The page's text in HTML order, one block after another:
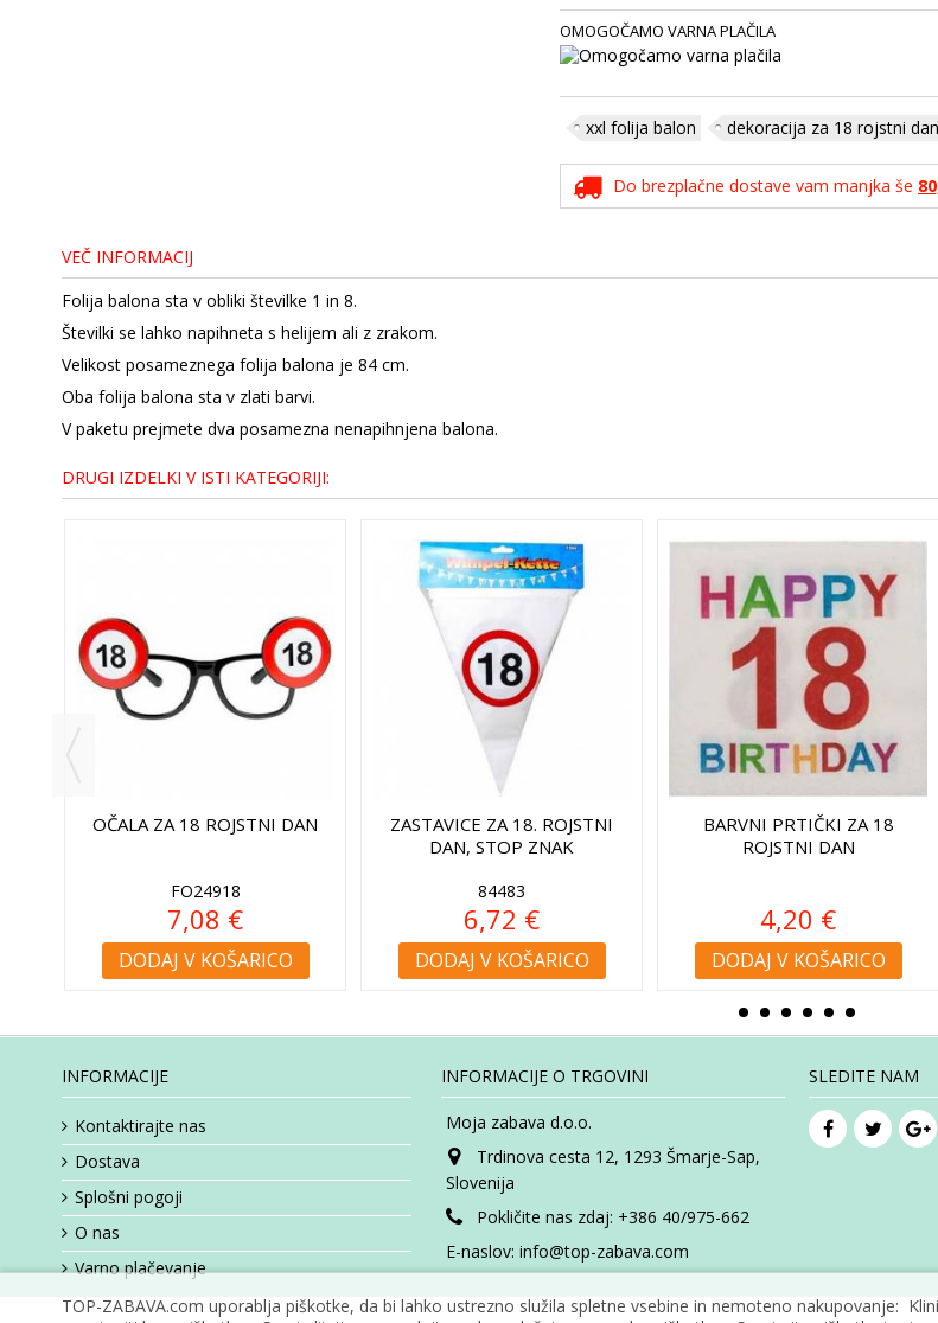
OMOGOČAMO VARNA PLAČILA
xxl folija balon dekoracija za 18 rojstni dan
Do brezplačne dostave vam manjka še
VEČ INFORMACIJ
Folija balona sta v obliki številke 1 in 8.
Številki se lahko napihneta s helijem ali z zrakom.
Velikost posameznega folija balona je 84 cm.
Oba folija balona sta v zlati barvi.
V paketu prejmete dva posamezna nenapihnjena balona.
DRUGI IZDELKI V ISTI KATEGORIJI:
OČALA ZA 18 ROJSTNI DAN
FO24918
7,08 €
DODAJ V KOŠARICO
ZASTAVICE ZA 18. ROJSTNI
DAN, STOP ZNAK
84483
6,72 €
DODAJ V KOŠARICO
BARVNI PRTIČKI ZA 18
ROJSTNI DAN
4,20 €
DODAJ V KOŠARICO
INFORMACIJE
Kontaktirajte nas
Dostava
Splošni pogoji
O nas
Varno plačevanje
INFORMACIJE O TRGOVINI
Moja zabava d.o.o.
Trdinova cesta 12, 1293 Šmarje-Sap,
Slovenija
Pokličite nas zdaj: +386 40/975-662
E-naslov: info@top-zabava.com
SLEDITE NAM
TOP-ZABAVA.com uporablja piškotke, da bi lahko ustrezno služila spletne vsebine in nemoteno nakupovanje: